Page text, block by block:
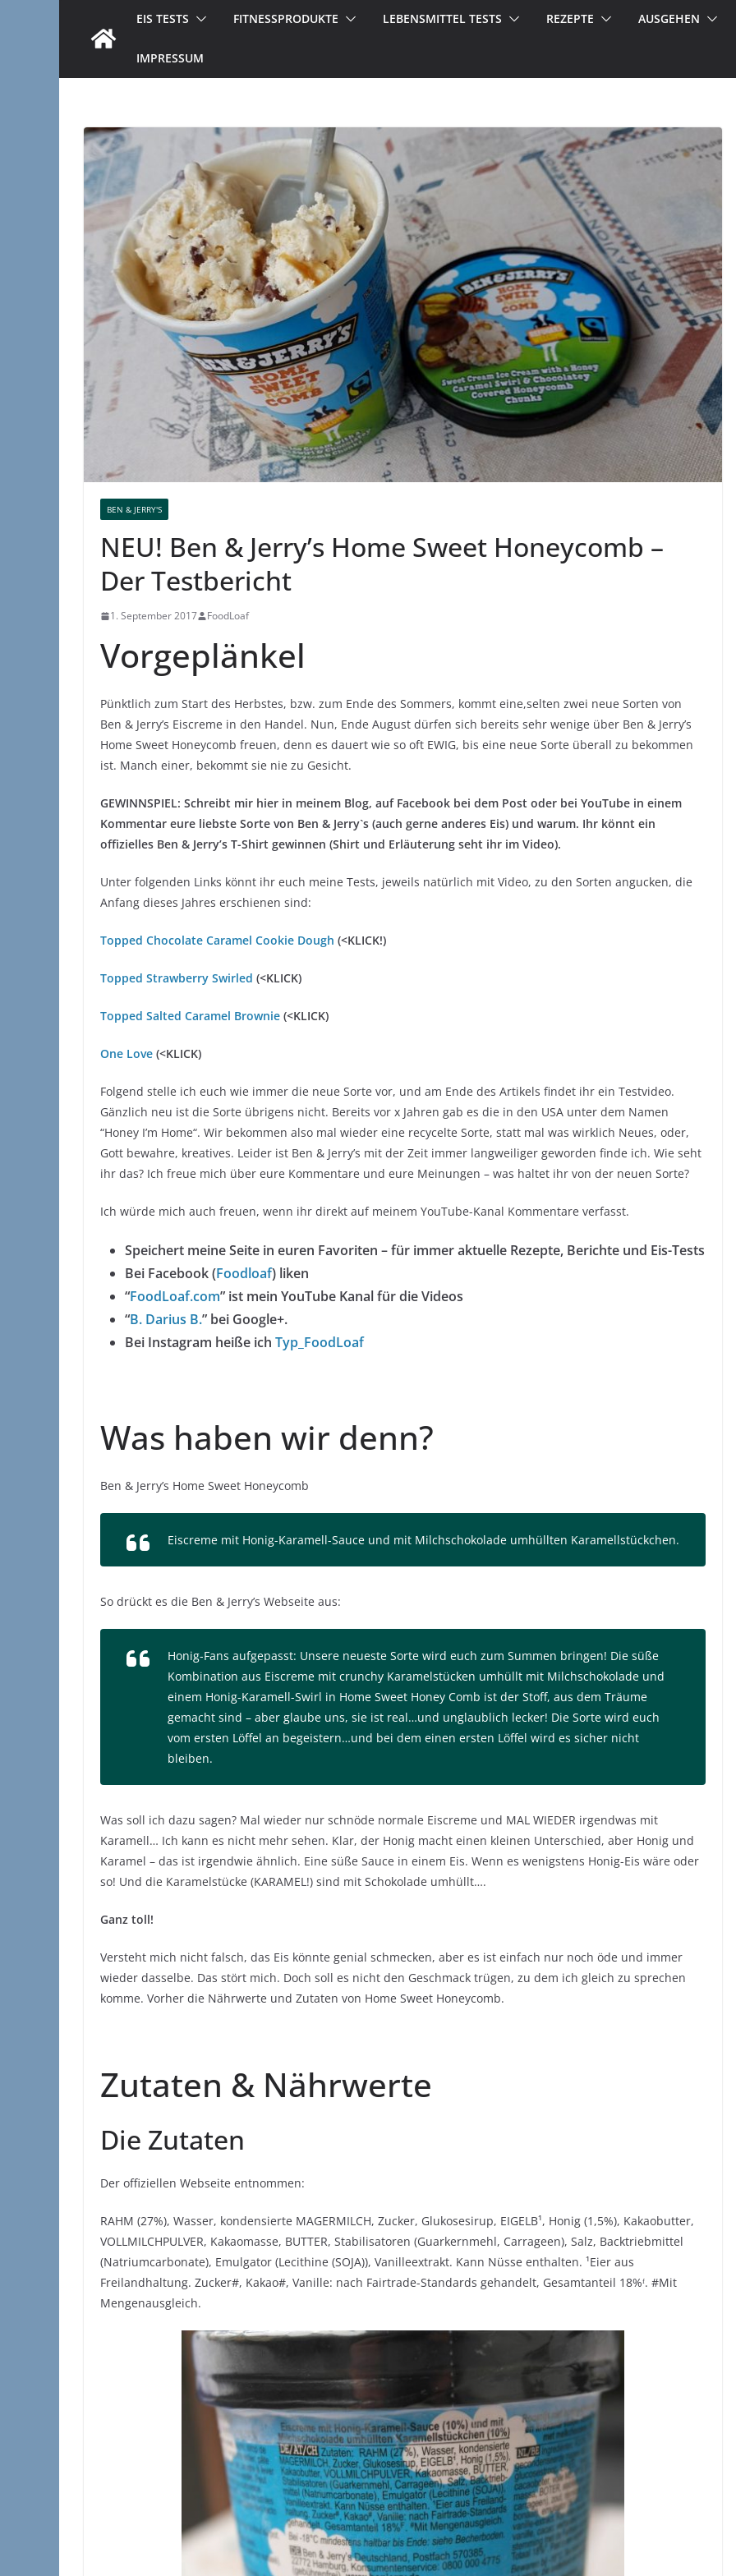
EIS TESTS FITNESSPRODUKTE LEBENSMITTEL TESTS REZEPTE AUSGEHEN
IMPRESSUM
BEN & JERRY'S
NEU! Ben & Jerry’s Home Sweet Honeycomb –
Der Testbericht
1. September 2017 FoodLoaf
Vorgeplänkel
Pünktlich zum Start des Herbstes, bzw. zum Ende des Sommers, kommt eine,selten zwei neue Sorten von
Ben & Jerry’s Eiscreme in den Handel. Nun, Ende August dürfen sich bereits sehr wenige über Ben & Jerry’s
Home Sweet Honeycomb freuen, denn es dauert wie so oft EWIG, bis eine neue Sorte überall zu bekommen
ist. Manch einer, bekommt sie nie zu Gesicht.
GEWINNSPIEL: Schreibt mir hier in meinem Blog, auf Facebook bei dem Post oder bei YouTube in einem
Kommentar eure liebste Sorte von Ben & Jerry`s (auch gerne anderes Eis) und warum. Ihr könnt ein
offizielles Ben & Jerry’s T-Shirt gewinnen (Shirt und Erläuterung seht ihr im Video).
Unter folgenden Links könnt ihr euch meine Tests, jeweils natürlich mit Video, zu den Sorten angucken, die
Anfang dieses Jahres erschienen sind:
Topped Chocolate Caramel Cookie Dough (<KLICK!)
Topped Strawberry Swirled (<KLICK)
Topped Salted Caramel Brownie (<KLICK)
One Love (<KLICK)
Folgend stelle ich euch wie immer die neue Sorte vor, und am Ende des Artikels findet ihr ein Testvideo.
Gänzlich neu ist die Sorte übrigens nicht. Bereits vor x Jahren gab es die in den USA unter dem Namen
“Honey I’m Home“. Wir bekommen also mal wieder eine recycelte Sorte, statt mal was wirklich Neues, oder,
Gott bewahre, kreatives. Leider ist Ben & Jerry’s mit der Zeit immer langweiliger geworden finde ich. Wie seht
ihr das? Ich freue mich über eure Kommentare und eure Meinungen – was haltet ihr von der neuen Sorte?
Ich würde mich auch freuen, wenn ihr direkt auf meinem YouTube-Kanal Kommentare verfasst.
Speichert meine Seite in euren Favoriten – für immer aktuelle Rezepte, Berichte und Eis-Tests
Bei Facebook (Foodloaf) liken
“FoodLoaf.com” ist mein YouTube Kanal für die Videos
“B. Darius B.” bei Google+.
Bei Instagram heiße ich Typ_FoodLoaf
Was haben wir denn?
Ben & Jerry’s Home Sweet Honeycomb
Eiscreme mit Honig-Karamell-Sauce und mit Milchschokolade umhüllten Karamellstückchen.
So drückt es die Ben & Jerry’s Webseite aus:
Honig-Fans aufgepasst: Unsere neueste Sorte wird euch zum Summen bringen! Die süße
Kombination aus Eiscreme mit crunchy Karamelstücken umhüllt mit Milchschokolade und
einem Honig-Karamell-Swirl in Home Sweet Honey Comb ist der Stoff, aus dem Träume
gemacht sind – aber glaube uns, sie ist real…und unglaublich lecker! Die Sorte wird euch
vom ersten Löffel an begeistern…und bei dem einen ersten Löffel wird es sicher nicht
bleiben.
Was soll ich dazu sagen? Mal wieder nur schnöde normale Eiscreme und MAL WIEDER irgendwas mit
Karamell… Ich kann es nicht mehr sehen. Klar, der Honig macht einen kleinen Unterschied, aber Honig und
Karamel – das ist irgendwie ähnlich. Eine süße Sauce in einem Eis. Wenn es wenigstens Honig-Eis wäre oder
so! Und die Karamelstücke (KARAMEL!) sind mit Schokolade umhüllt….
Ganz toll!
Versteht mich nicht falsch, das Eis könnte genial schmecken, aber es ist einfach nur noch öde und immer
wieder dasselbe. Das stört mich. Doch soll es nicht den Geschmack trügen, zu dem ich gleich zu sprechen
komme. Vorher die Nährwerte und Zutaten von Home Sweet Honeycomb.
Zutaten & Nährwerte
Die Zutaten
Der offiziellen Webseite entnommen:
RAHM (27%), Wasser, kondensierte MAGERMILCH, Zucker, Glukosesirup, EIGELB¹, Honig (1,5%), Kakaobutter,
VOLLMILCHPULVER, Kakaomasse, BUTTER, Stabilisatoren (Guarkernmehl, Carrageen), Salz, Backtriebmittel
(Natriumcarbonate), Emulgator (Lecithine (SOJA)), Vanilleextrakt. Kann Nüsse enthalten. ¹Eier aus
Freilandhaltung. Zucker#, Kakao#, Vanille: nach Fairtrade-Standards gehandelt, Gesamtanteil 18%ᶠ. #Mit
Mengenausgleich.